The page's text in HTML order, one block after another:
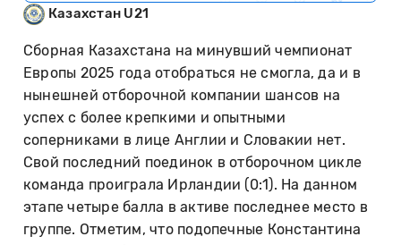
Казахстан U21
Сборная Казахстана на минувший чемпионат
Европы 2025 года отобраться не смогла, да и в
нынешней отборочной компании шансов на
успех с более крепкими и опытными
соперниками в лице Англии и Словакии нет.
Свой последний поединок в отборочном цикле
команда проиграла Ирландии (0:1). На данном
этапе четыре балла в активе последнее место в
группе. Отметим, что подопечные Константина